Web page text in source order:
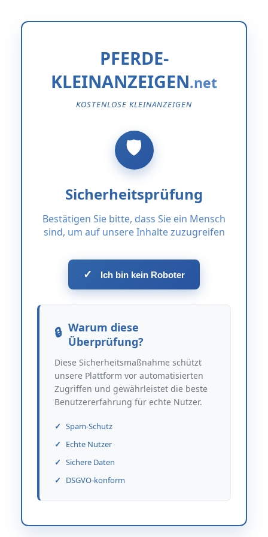
PFERDE-
KLEINANZEIGEN
KOSTENLOSE KLEINANZEIGEN
Sicherheitsprüfung
Bestätigen Sie bitte, dass Sie ein Mensch
sind, um auf unsere Inhalte zuzugreifen
✓ Ich bin kein Roboter
Warum diese
Überprüfung?
Diese Sicherheitsmaßnahme schützt
unsere Plattform vor automatisierten
Zugriffen und gewährleistet die beste
Benutzererfahrung für echte Nutzer.
Spam-Schutz
Echte Nutzer
Sichere Daten
DSGVO-konform